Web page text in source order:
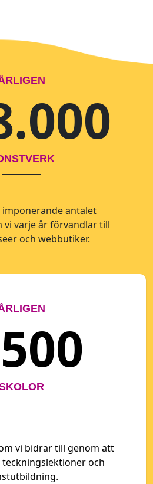
antalet
vi varje år förvandlar till
och webbutiker.
vi bidrar till genom att
och